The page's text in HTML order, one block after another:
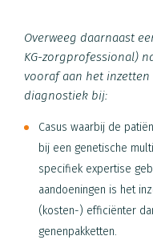
Overweeg daarnaast
KG-zorgprofessional)
vooraf aan het
diagnostiek bij:
Casus waarbij de
bij een genetische
specifiek expertise
aandoeningen is het
(kosten-) efficiënter
genenpakketten.